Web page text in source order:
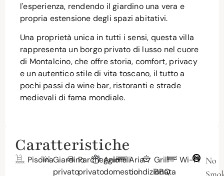
l'esperienza, rendendo il giardino una vera e
propria estensione degli spazi abitativi.
Una proprietà unica in tutti i sensi, questa villa
rappresenta un borgo privato di lusso nel cuore
di Montalcino, che offre storia, comfort, privacy
e un autentico stile di vita toscano, il tutto a
pochi passi da wine bar, ristoranti e strade
medievali di fama mondiale.
Caratteristiche
PiscinaGiardino
privato
Parcheggio
privato
Animali
domestici
Aria
condizionata
Grill
BBQ
Wi-Fi No